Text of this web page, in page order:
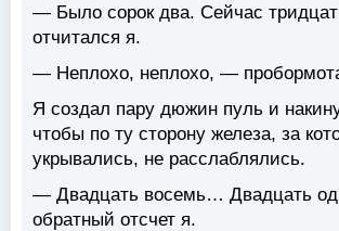
— Было сорок два. Сейчас
отчитался я.
— Неплохо, неплохо, —
Я создал пару дюжин пуль и
чтобы по ту сторону железа, за
укрывались, не расслаблялись.
— Двадцать восемь… Двадцать
обратный отсчет я.